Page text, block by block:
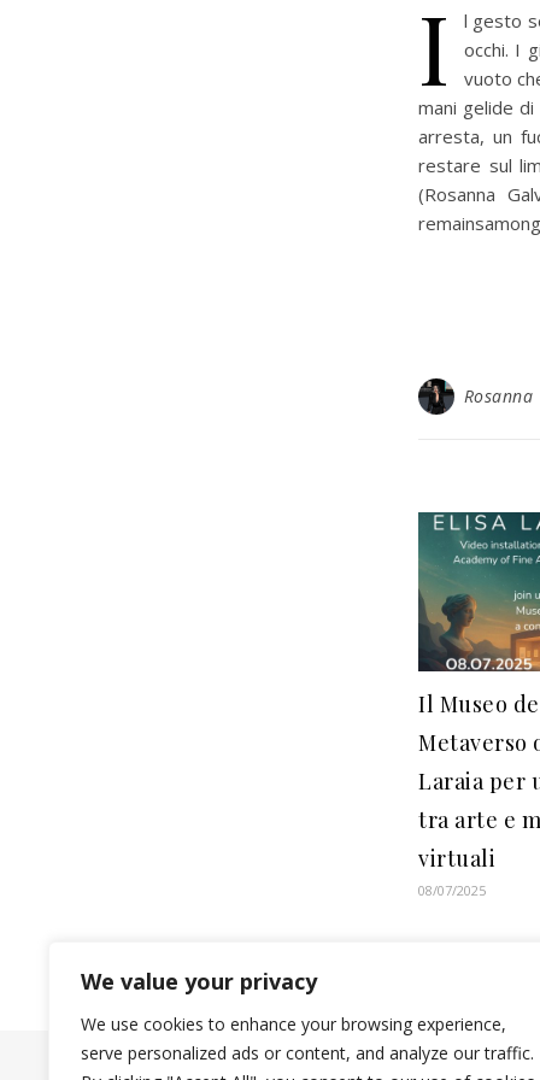
We value your privacy
We use cookies to enhance your browsing experience,
serve personalized ads or content, and analyze our traffic.
I
l gesto
occhi. I
vuoto
mani gelide
arresta, un
restare sul
(Rosanna
Rosanna
Il Museo
Metaverso
Laraia per
tra arte e
virtuali
08/07/2025
Ashe Theme by WP Royal .